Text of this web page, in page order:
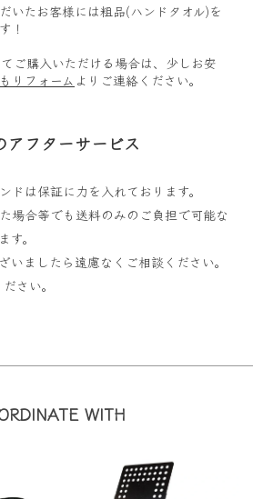
いたお客様には粗品(ハンドタオル)を
！
ご購入いただける場合は、少しお安
りフォーム よりご連絡ください。
アフターサービス
ドは保証に力を入れております。
場合等でも送料のみのご負担で可能な
。
いましたら遠慮なくご相談ください。
さい。
WITH